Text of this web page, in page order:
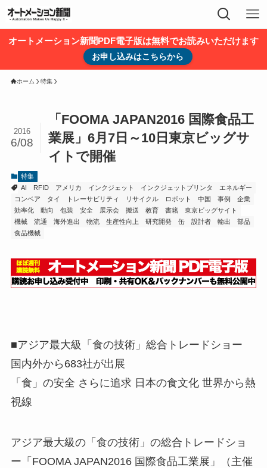
オートメーション新聞PDF電子版は無料でお読みいただけます
お申し込みはこちらから
ホーム 特集
「FOOMA JAPAN2016 国際食品工
業展」6月7日～10日東京ビッグサ
イトで開催
2016
6/08
特集
AI
RFID アメリカ インクジェット インクジェットプリンタ
エネルギー
コンベア
タイ トレーサビリティ リサイクル ロボット 中国 事例
企業
効率化
動向 包装 安全 展示会 搬送 教育 書籍
東京ビッグサイト
機械
流通 海外進出 物流 生産性向上 研究開発 缶 設計者 輸出
部品
食品機械
■アジア最大級「食の技術」総合トレードショー
国内外から683社が出展
「食」の安全 さらに追求 日本の食文化 世界から熱
視線
アジア最大級の「食の技術」の総合トレードショ
ー「FOOMA JAPAN2016 国際食品工業展」（主催